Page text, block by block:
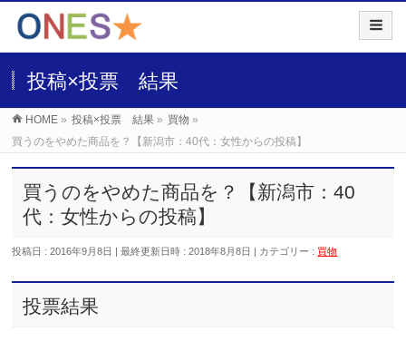
投稿×投票 結果
HOME » 投稿×投票 結果 » 買物 »
買うのをやめた商品を？【新潟市：40代：女性からの投稿】
買うのをやめた商品を？【新潟市：40
代：女性からの投稿】
投稿日 : 2016年9月8日 最終更新日時 : 2018年8月8日 カテゴリー : 買物
投票結果